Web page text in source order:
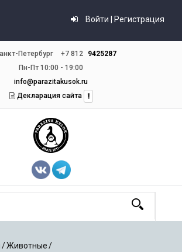
Войти | Регистрация
Петербург +7 812
9425287
Пн-Пт 10:00 - 19:00
info@parazitakusok.ru
Декларация сайта
Животные